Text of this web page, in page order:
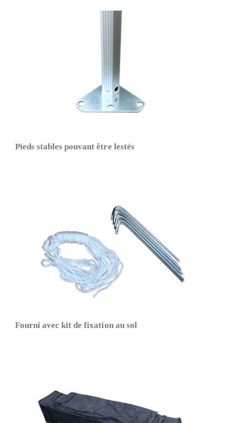
Pieds stables pouvant être lestés
Fourni avec kit de fixation au sol